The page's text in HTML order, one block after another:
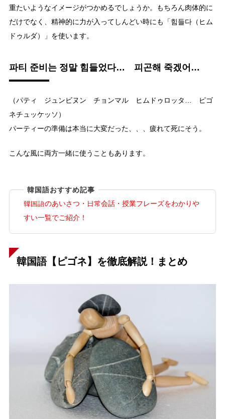
重たいようなイメージがつかめるでしょうか。もちろん肉体的に
だけでなく、精神的に力が入ってしんどい時にも「힘들다（ヒム
ドゥルダ）」を使います。
파티 준비는 정말 힘들었다… 피곤해 죽겠어…
（パティ ジュンビヌン チョンマル ヒムドゥロッタ… ピゴ
ネチュッケッソ）
パーティーの準備は本当に大変だった、、、疲れて死にそう。
こんな風に両方一緒に使うこともあります。
韓国語おすすめ記事
韓国語のあいさつ・日常会話・授業フレーズをわかりや
すい一覧でご紹介！
韓国語【ピゴネ】を徹底解説！まとめ